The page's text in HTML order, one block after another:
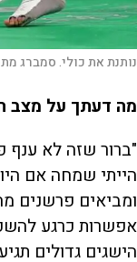
נותנת את כולי. סמברג
מה דעתך על מצב
"ברור שזה לא ענף
הייתי שמחה אם
ומביאים פרשנים
אפשרות כרגע
הישגים גדולים